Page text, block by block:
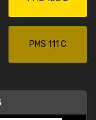
PMS 111 C